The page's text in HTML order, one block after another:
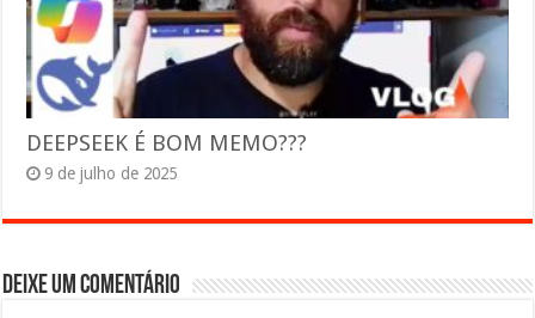
DEEPSEEK É BOM MEMO???
9 de julho de 2025
Deixe um comentário